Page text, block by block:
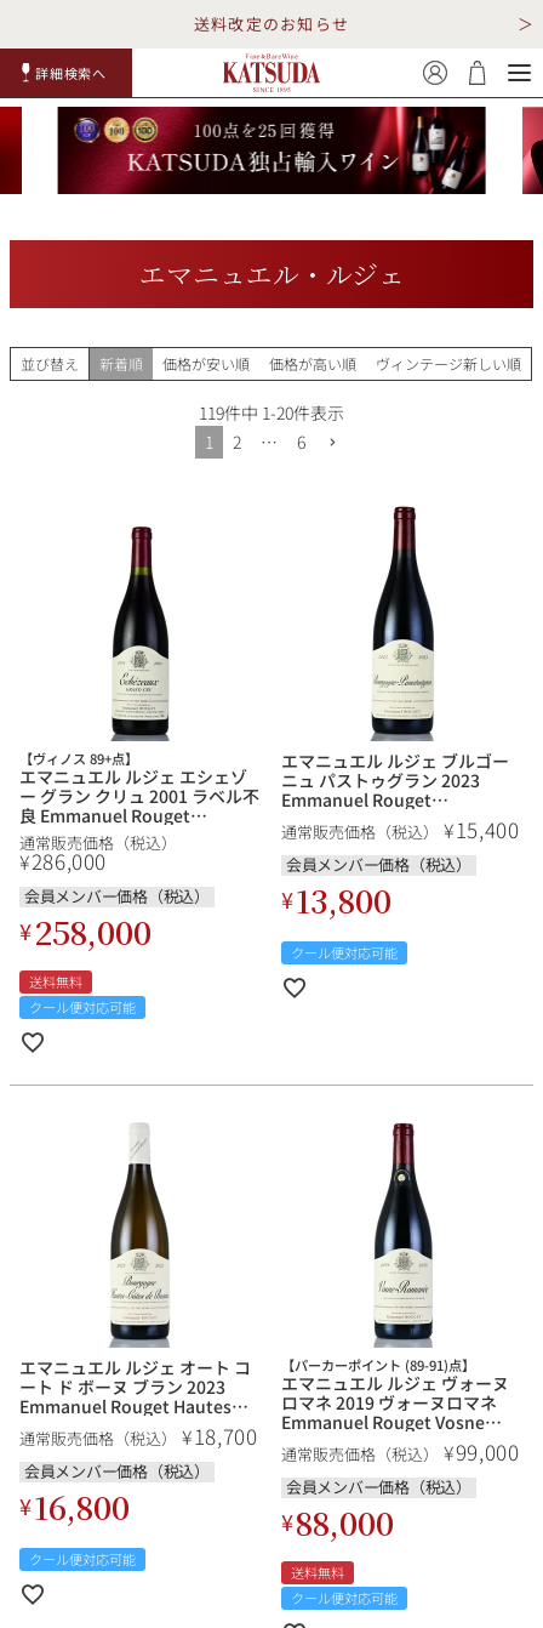
送料改定のお知らせ
詳細検索へ
白ワイ
ン ング ン
RP100
点
TOP 詳細検索する
勝田商店について
銘柄から探す
ルロワ
サロン ルイ・ロデレール
オーパス・ワン
スクリーミング・
イーグル
生産地から探す
フランス ブルゴーニュ
ボルドー シャンパーニュ
ローヌ その他
アメリカ
その他
イタリア
チリ
種類で探す
白ワイン
スパークリング
ワインセット
価格帯から探す
〜9,999円
10,000円〜39,999円
40,000円〜79,999円
80,000円〜99,999円
100,000円〜199,999円
お得な情報を受け取る
メルマガ LINE
お問い合わせ
エマニュエル・ルジェ
並び替え 新着順 価格が安い順 価格が高い順 ヴィンテージ新しい順
119件中 1-20件表示
1
2 … 6
【ヴィノス 89+点】
エマニュエル ルジェ エシェゾ
ー グラン クリュ 2001 ラベル不
良 Emmanuel Rouget
Echezeaux Grand Cru フラン
ス ブルゴーニュ 赤ワイン
通常販売価格（税込）
¥286,000
会員メンバー価格（税込）
¥258,000
送料無料
クール便対応可能
エマニュエル ルジェ ブルゴー
ニュ パストゥグラン 2023
Emmanuel Rouget
Bourgogne Passetoutgrain フ
ランス ブルゴーニュ 赤ワイン
通常販売価格（税込） ¥15,400
会員メンバー価格（税込）
¥13,800
クール便対応可能
エマニュエル ルジェ オート コ
ート ド ボーヌ ブラン 2023
Emmanuel Rouget Hautes
Cotes de Beaune Blanc フラン
ス ブルゴーニュ 白ワイン
通常販売価格（税込） ¥18,700
会員メンバー価格（税込）
¥16,800
クール便対応可能
【パーカーポイント (89-91)点】
エマニュエル ルジェ ヴォーヌ
ロマネ 2019 ヴォーヌロマネ
Emmanuel Rouget Vosne
Romanee フランス ブルゴーニ
ュ 赤ワイン
通常販売価格（税込） ¥99,000
会員メンバー価格（税込）
¥88,000
送料無料
クール便対応可能